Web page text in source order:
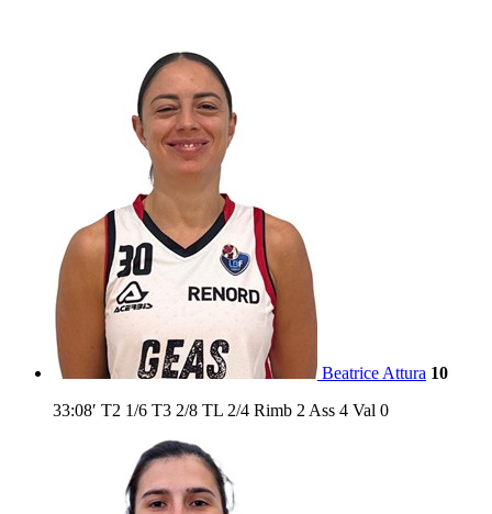
Beatrice Attura 10
33:08′ T2 1/6 T3 2/8 TL 2/4 Rimb 2 Ass 4 Val 0